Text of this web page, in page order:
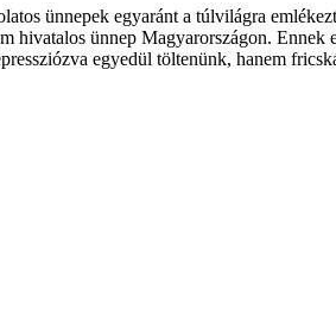
ünnepek egyaránt a túlvilágra
hivatalos ünnep Magyarországon.
egyedül töltenünk, hanem